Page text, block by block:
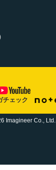
チェック
Imagineer Co., Ltd.